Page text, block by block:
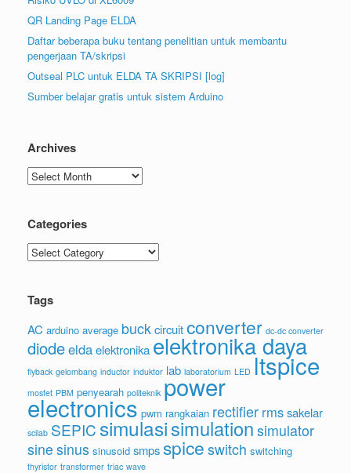
QR Landing Page ELDA
Daftar beberapa buku tentang penelitian untuk membantu
pengerjaan TA/skripsi
Outseal PLC untuk ELDA TA SKRIPSI [log]
Sumber belajar gratis untuk sistem Arduino
Archives
Archives
Categories
Categories
Tags
AC arduino average buckcircuitconverter dc-dc converter
diodeeldaelektronika elektronika daya
flyback gelombang inductor induktor lab laboratorium LED ltspice
mosfet PBM penyearah politeknik power
electronics pwm rangkaian rectifier rmssakelar
scilab SEPIC simulasisimulation simulator
sine sinus sinusoid smpsspice switch switching
thyristor transformer triac wave